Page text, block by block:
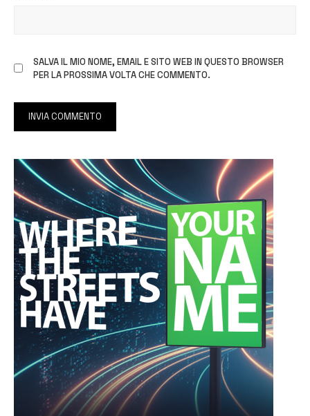
SALVA IL MIO NOME, EMAIL E SITO WEB IN QUESTO BROWSER
PER LA PROSSIMA VOLTA CHE COMMENTO.